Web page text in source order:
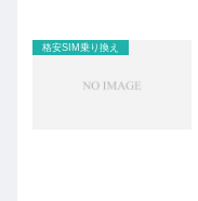
格安SIM乗り換え